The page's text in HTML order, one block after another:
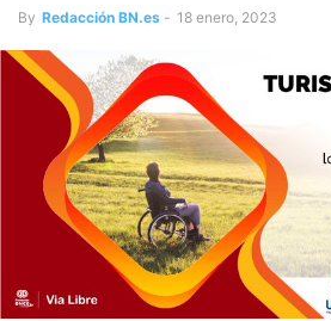
By Redacción BN.es - 18 enero, 2023